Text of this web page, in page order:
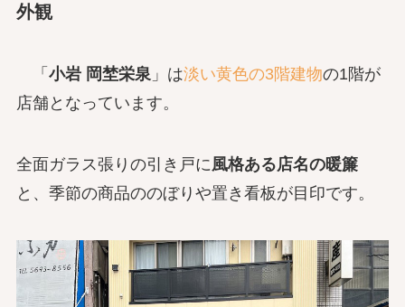
外観
「 小岩 岡埜栄泉」は淡い黄色の3階建物の1階が
店舗となっています。
全面ガラス張りの引き戸に 風格ある店名の暖簾
と、季節の商品ののぼりや置き看板が目印です。